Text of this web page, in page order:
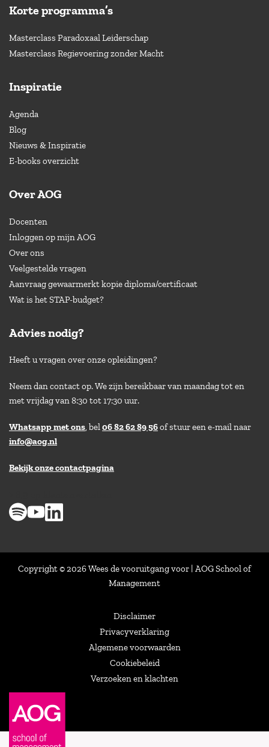
Korte programma’s
Masterclass Paradoxaal Leiderschap
Masterclass Regievoering zonder Macht
Inspiratie
Agenda
Blog
Nieuws & Inspiratie
E-books overzicht
Over AOG
Docenten
Inloggen op mijn AOG
Over ons
Veelgestelde vragen
Aanvraag gewaarmerkt kopie diploma/certificaat
Wat is het STAP-budget?
Advies nodig?
Heeft u vragen over onze opleidingen?
Neem dan contact op. We zijn bereikbaar van maandag tot en
met vrijdag van 8:30 tot 17:30 uur.
Whatsapp met ons, bel06 82 62 89 56of stuur een e-mail naar
info@aog.nl
Bekijk onze contactpagina
Copyright © 2026 Wees de vooruitgang voor | AOG School of
Management
Disclaimer
Privacyverklaring
Algemene voorwaarden
Cookiebeleid
Verzoeken en klachten